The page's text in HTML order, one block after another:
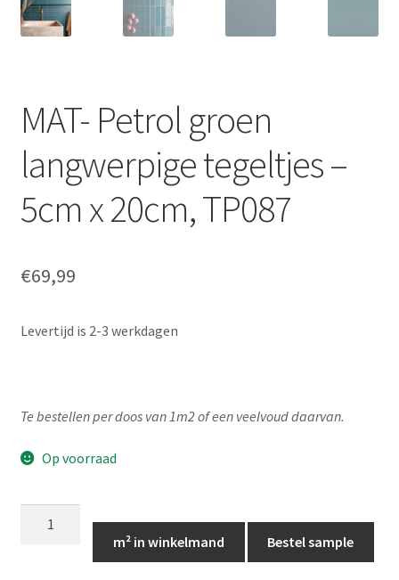
MAT- Petrol groen
langwerpige tegeltjes –
5cm x 20cm, TP087
€69,99
Levertijd is 2-3 werkdagen
Te bestellen per doos van 1m2 of een veelvoud daarvan.
Op voorraad
m² in winkelmand Bestel sample